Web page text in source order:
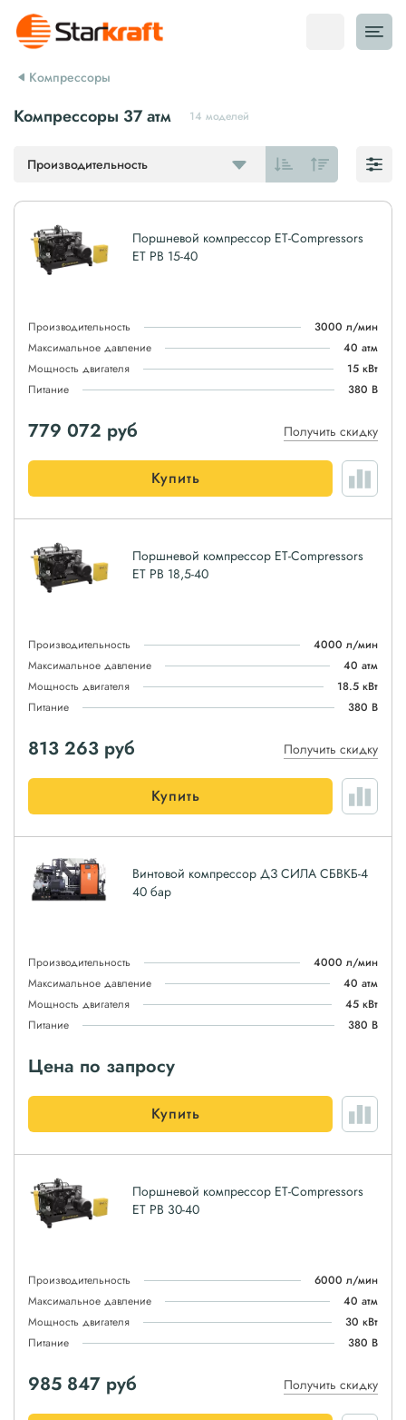
Компрессоры
Компрессоры 37 атм 14 моделей
Производительность
Поршневой компрессор ET-Compressors
ET PB 15-40
Производительность
3000 л/мин
Максимальное давление
40 атм
Мощность двигателя
15 кВт
Питание
380 В
779 072 руб Получить скидку
Купить
Поршневой компрессор ET-Compressors
ET PB 18,5-40
Производительность
4000 л/мин
Максимальное давление
40 атм
Мощность двигателя
18.5 кВт
Питание
380 В
813 263 руб Получить скидку
Купить
Винтовой компрессор ДЗ СИЛА СБВКБ-4
40 бар
Производительность
4000 л/мин
Максимальное давление
40 атм
Мощность двигателя
45 кВт
Питание
380 В
Цена по запросу
Купить
Поршневой компрессор ET-Compressors
ET PB 30-40
Производительность
6000 л/мин
Максимальное давление
40 атм
Мощность двигателя
30 кВт
Питание
380 В
985 847 руб Получить скидку